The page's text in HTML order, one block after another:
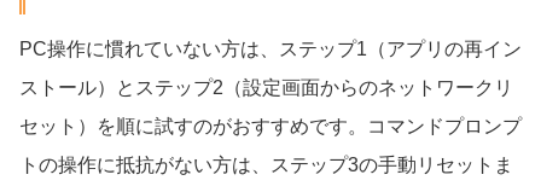
PC操作に慣れていない方は、ステップ1（アプリの再イン
ストール）とステップ2（設定画面からのネットワークリ
セット）を順に試すのがおすすめです。コマンドプロンプ
トの操作に抵抗がない方は、ステップ3の手動リセットま